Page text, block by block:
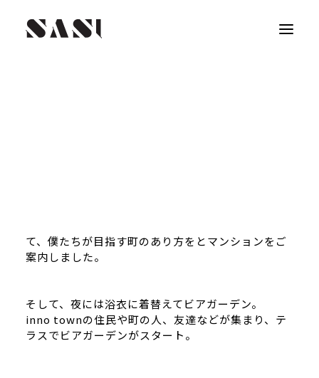
て、僕たちが目指す町のあり方をとマンションをご
案内しました。
そして、夜には浴衣に着替えてビアガーデン。
inno townの住民や町の人、友達などが集まり、テ
ラスでビアガーデンがスタート。